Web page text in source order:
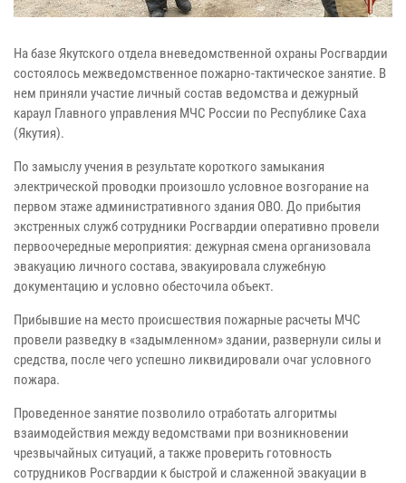
На базе Якутского отдела вневедомственной охраны Росгвардии
состоялось межведомственное пожарно-тактическое занятие. В
нем приняли участие личный состав ведомства и дежурный
караул Главного управления МЧС России по Республике Саха
(Якутия).
По замыслу учения в результате короткого замыкания
электрической проводки произошло условное возгорание на
первом этаже административного здания ОВО. До прибытия
экстренных служб сотрудники Росгвардии оперативно провели
первоочередные мероприятия: дежурная смена организовала
эвакуацию личного состава, эвакуировала служебную
документацию и условно обесточила объект.
Прибывшие на место происшествия пожарные расчеты МЧС
провели разведку в «задымленном» здании, развернули силы и
средства, после чего успешно ликвидировали очаг условного
пожара.
Проведенное занятие позволило отработать алгоритмы
взаимодействия между ведомствами при возникновении
чрезвычайных ситуаций, а также проверить готовность
сотрудников Росгвардии к быстрой и слаженной эвакуации в